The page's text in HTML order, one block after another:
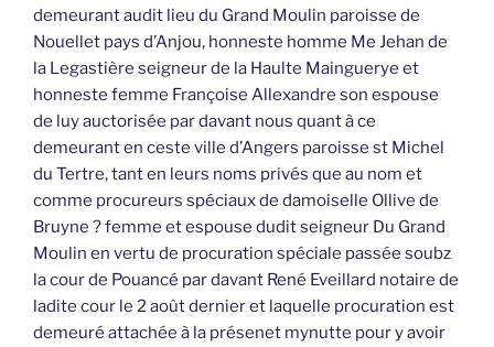
demeurant audit lieu du Grand Moulin paroisse de
Nouellet pays d’Anjou, honneste homme Me Jehan de
la Legastière seigneur de la Haulte Mainguerye et
honneste femme Françoise Allexandre son espouse
de luy auctorisée par davant nous quant à ce
demeurant en ceste ville d’Angers paroisse st Michel
du Tertre, tant en leurs noms privés que au nom et
comme procureurs spéciaux de damoiselle Ollive de
Bruyne ? femme et espouse dudit seigneur Du Grand
Moulin en vertu de procuration spéciale passée soubz
la cour de Pouancé par davant René Eveillard notaire de
ladite cour le 2 août dernier et laquelle procuration est
demeuré attachée à la présenet mynutte pour y avoir